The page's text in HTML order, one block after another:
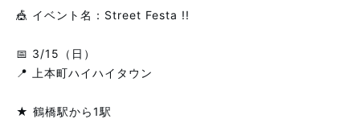
🎪 イベント名：Street Festa !!
📅 3/15（日）
📍 上本町ハイハイタウン
★ 鶴橋駅から1駅